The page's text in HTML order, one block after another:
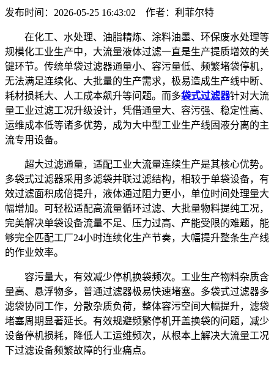
发布时间：2026-05-25 16:43:02 作者：利菲尔特
在化工、水处理、油脂精炼、涂料油墨、环保废水处理等
规模化工业生产中，大流量液体过滤一直是生产提质增效的关
键环节。传统单袋过滤器通量小、容污量低、频繁堵袋停机，
无法满足连续化、大批量的生产需求，极易造成生产线中断、
耗材损耗大、人工成本飙升等问题。而多袋式过滤器针对大流
量工业过滤工况升级设计，凭借通量大、容污强、稳定性高、
运维成本低等诸多优势，成为大中型工业生产线固液分离的主
流专用设备。
超大过滤通量，适配工业大流量连续生产是其核心优势。
多袋式过滤器采用多滤袋并联过滤结构，相较于单袋设备，有
效过滤面积成倍提升，液体通过阻力更小，单位时间处理量大
幅增加。可轻松适配高流量循环过滤、大批量物料提纯工况，
完美解决单袋设备流量不足、压力过高、产能受限的难题，能
够完全匹配工厂24小时连续化生产节奏，大幅提升整条生产线
的作业效率。
容污量大，有效减少停机换袋频次。工业生产物料杂质含
量高、悬浮物多，普通过滤器极易快速堵塞。多袋式过滤器多
滤袋协同工作，分散杂质负荷，整体容污空间大幅提升，滤袋
堵塞周期显著延长。有效规避频繁停机开盖换袋的问题，减少
设备停机损耗，降低人工运维频次，从根本上解决大流量工况
下过滤设备频繁故障的行业痛点。